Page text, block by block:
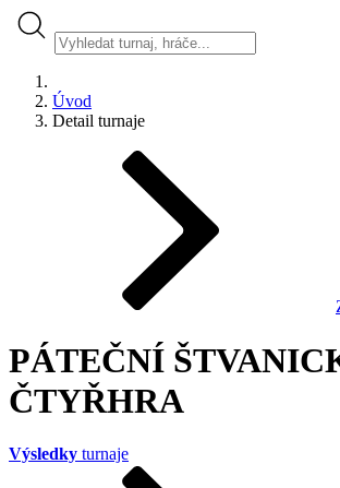
Úvod
Detail turnaje
PÁTEČNÍ
ČTYŘHRA
Výsledky turnaje